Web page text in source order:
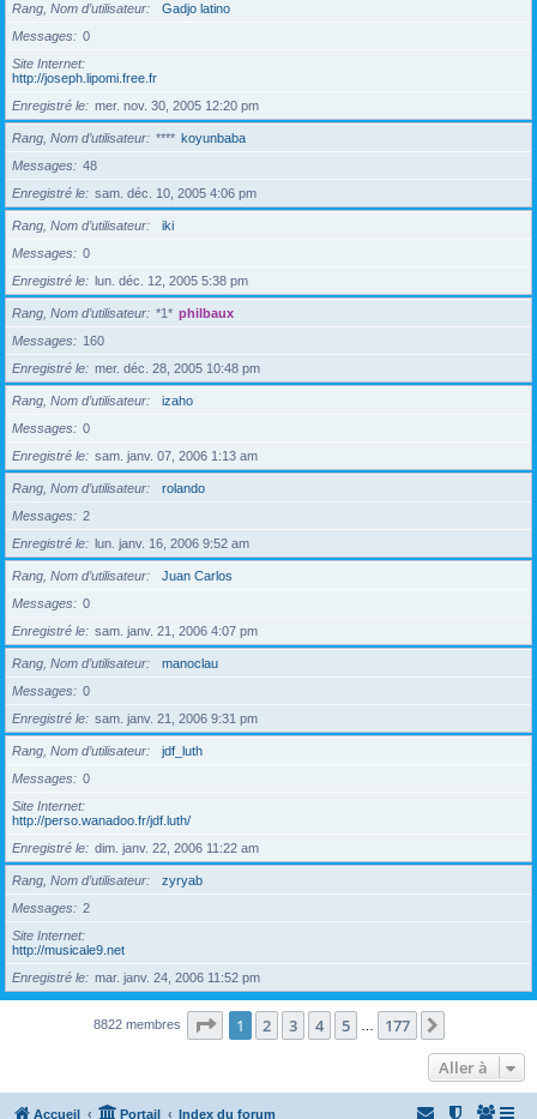
Rang, Nom d’utilisateur
Gadjo latino
Messages
0
Site Internet
http://joseph.lipomi.free.fr
Enregistré le
mer. nov. 30, 2005 12:20 pm
Rang, Nom d’utilisateur **** koyunbaba
Messages
48
Enregistré le
sam. déc. 10, 2005 4:06 pm
Rang, Nom d’utilisateur
iki
Messages
0
Enregistré le
lun. déc. 12, 2005 5:38 pm
Rang, Nom d’utilisateur *1* philbaux
Messages
160
Enregistré le
mer. déc. 28, 2005 10:48 pm
Rang, Nom d’utilisateur
izaho
Messages
0
Enregistré le
sam. janv. 07, 2006 1:13 am
Rang, Nom d’utilisateur
rolando
Messages
2
Enregistré le
lun. janv. 16, 2006 9:52 am
Rang, Nom d’utilisateur
Juan Carlos
Messages
0
Enregistré le
sam. janv. 21, 2006 4:07 pm
Rang, Nom d’utilisateur
manoclau
Messages
0
Enregistré le
sam. janv. 21, 2006 9:31 pm
Rang, Nom d’utilisateur
jdf_luth
Messages
0
Site Internet
http://perso.wanadoo.fr/jdf.luth/
Enregistré le
dim. janv. 22, 2006 11:22 am
Rang, Nom d’utilisateur
zyryab
Messages
2
Site Internet
http://musicale9.net
Enregistré le
mar. janv. 24, 2006 11:52 pm
8822 membres Page 1sur177
1 2 3 4 5 177
Aller à
Accueil Portail Index du forum